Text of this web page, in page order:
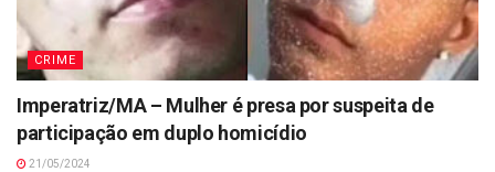
CRIME
Imperatriz/MA – Mulher é presa por suspeita de
participação em duplo homicídio
21/05/2024